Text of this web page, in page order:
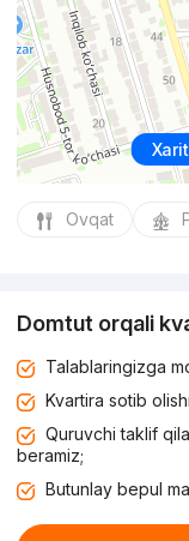
Ovqat
Domtut orqali
Talablaringizga
Kvartira sotib
Quruvchi taklif
beramiz;
Butunlay bepul